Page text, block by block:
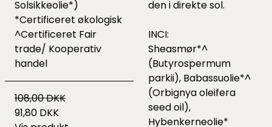
Solsikkeolie*)
*Certificeret økologisk
^Certificeret Fair
trade/ Kooperativ
handel
108,00 DKK
91,80 DKK
den i direkte sol.
INCI:
Sheasmør*^
(Butyrospermum
parkii), Babassuolie*^
(Orbignya oleifera
seed oil),
Hybenkerneolie*